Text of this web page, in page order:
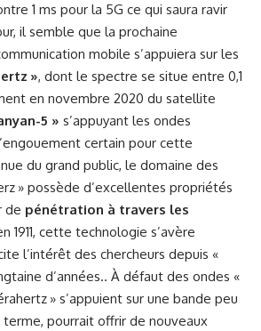
1 ms pour la 5G ce qui saura ravir
il semble que la prochaine
mobile s’appuiera sur les
», dont le spectre se situe entre 0,1
en novembre 2020 du satellite
5 » s’appuyant les ondes
certain pour cette
du grand public, le domaine des
» possède d’excellentes propriétés
de pénétration à travers les
1911, cette technologie s’avère
l’intérêt des chercheurs depuis «
d’années.. À défaut des ondes «
» s’appuient sur une bande peu
pourrait offrir de nouveaux